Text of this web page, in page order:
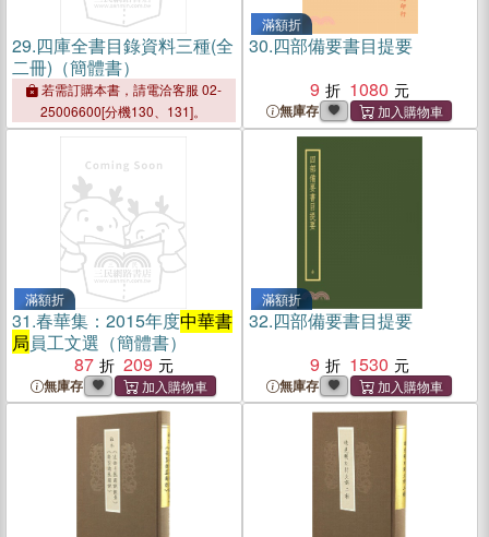
29.四庫全書目錄資料三種(全
二冊)（簡體書）
若需訂購本書，請電洽客服 02-
25006600[分機130、131]。
滿額折
30.四部備要書目提要
9
1080
無庫存
滿額折
31.春華集：2015年度中華書
局員工文選（簡體書）
87
209
無庫存
滿額折
32.四部備要書目提要
9
1530
無庫存